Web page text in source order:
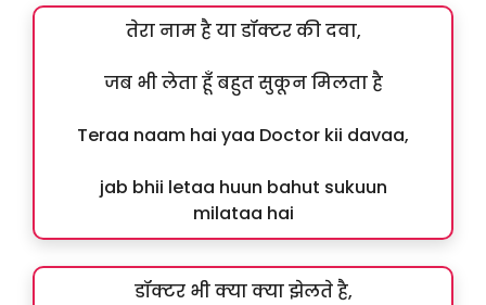
तेरा नाम है या डॉक्टर की दवा,
जब भी लेता हूँ बहुत सुकून मिलता है
Teraa naam hai yaa Doctor kii davaa,
jab bhii letaa huun bahut sukuun
milataa hai
डॉक्टर भी क्या क्या झेलते है,